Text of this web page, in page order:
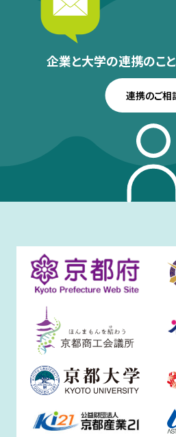
企業と大学の連携のこと
連携のご相